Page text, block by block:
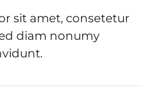
sit amet, consetetur
diam nonumy